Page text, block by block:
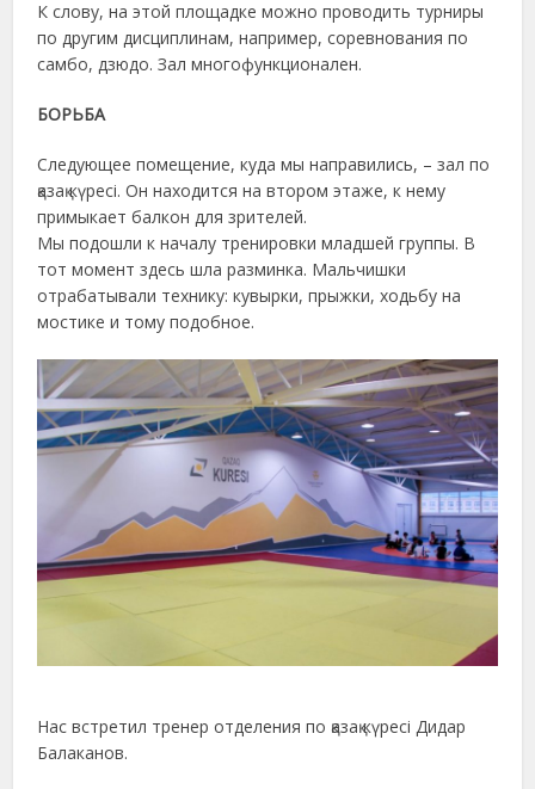
К слову, на этой площадке можно проводить турниры
по другим дисциплинам, например, соревнования по
самбо, дзюдо. Зал многофункционален.
БОРЬБА
Следующее помещение, куда мы направились, – зал по
қазақ күресі. Он находится на втором этаже, к нему
примыкает балкон для зрителей.
Мы подошли к началу тренировки младшей группы. В
тот момент здесь шла разминка. Мальчишки
отрабатывали технику: кувырки, прыжки, ходьбу на
мостике и тому подобное.
Нас встретил тренер отделения по қазақ күресі Дидар
Балаканов.